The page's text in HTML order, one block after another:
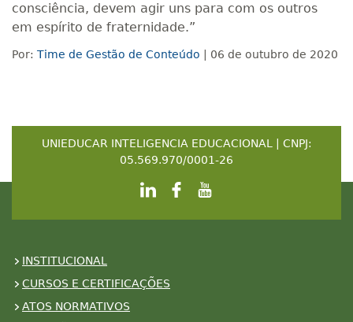
consciência, devem agir uns para com os outros
em espírito de fraternidade.”
Por: Time de Gestão de Conteúdo | 06 de outubro de 2020
UNIEDUCAR INTELIGENCIA EDUCACIONAL | CNPJ:
05.569.970/0001-26
INSTITUCIONAL
CURSOS E CERTIFICAÇÕES
ATOS NORMATIVOS